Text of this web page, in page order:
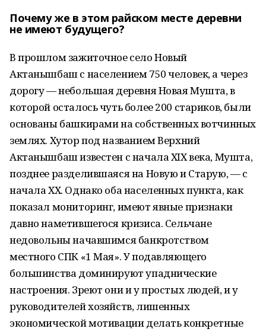
Почему же в этом райском месте деревни
не имеют будущего?
В прошлом зажиточное село Новый
Актанышбаш с населением 750 человек, а через
дорогу — небольшая деревня Новая Мушта, в
которой осталось чуть более 200 стариков, были
основаны башкирами на собственных вотчинных
землях. Хутор под названием Верхний
Актанышбаш известен с начала ХIХ века, Мушта,
позднее разделившаяся на Новую и Старую, — с
начала ХХ. Однако оба населенных пункта, как
показал мониторинг, имеют явные признаки
давно наметившегося кризиса. Сельчане
недовольны начавшимся банкротством
местного СПК «1 Мая». У подавляющего
большинства доминируют упаднические
настроения. Зреют они и у простых людей, и у
руководителей хозяйств, лишенных
экономической мотивации делать конкретные